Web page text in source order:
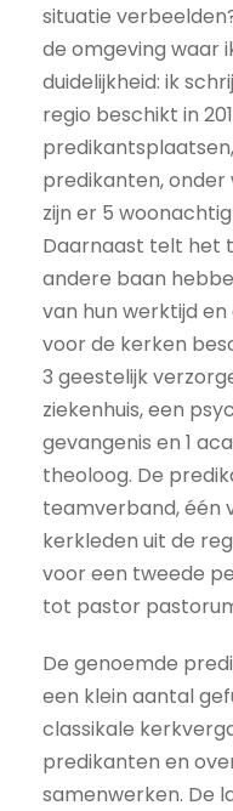
situatie
de omgeving waar
duidelijkheid: ik
regio beschikt in
predikanten, onder
zijn er 5
Daarnaast telt het
andere baan
van hun werktijd
voor de kerken
3 geestelijk
ziekenhuis, een
gevangenis en 1
theoloog. De
teamverband, één
kerkleden uit de
voor een tweede
tot pastor
De genoemde
een klein aantal
classikale
predikanten en
samenwerken. De